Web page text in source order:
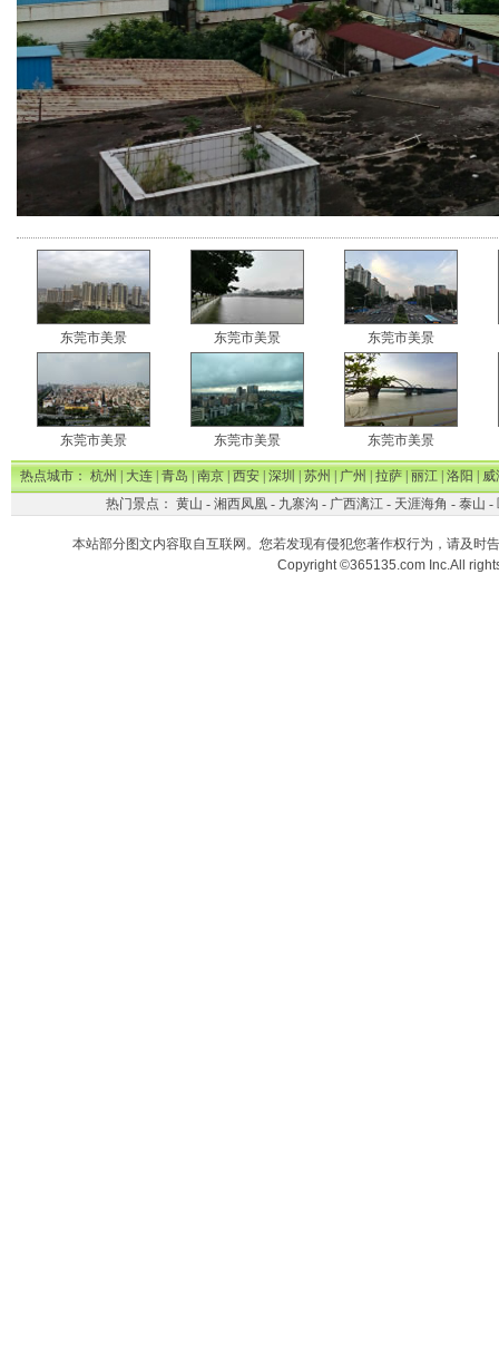
东莞市美景 东莞市美景 东莞市美景
东莞市美景 东莞市美景 东莞市美景
热点城市：杭州|大连|青岛|南京|西安|深圳|苏州|广州|拉萨|丽江|洛阳|威
热门景点： 黄山 - 湘西凤凰- 九寨沟 - 广西漓江- 天涯海角 - 泰山 -
本站部分图文内容取自互联网。您若发现有侵犯您著作权行为，请及时
Copyright ©365135.com Inc.All